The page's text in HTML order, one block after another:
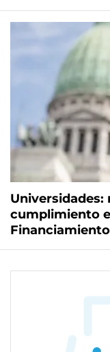
Universidades:
cumplimiento
Financiamiento